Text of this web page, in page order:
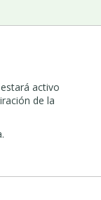
con la
activo
de la